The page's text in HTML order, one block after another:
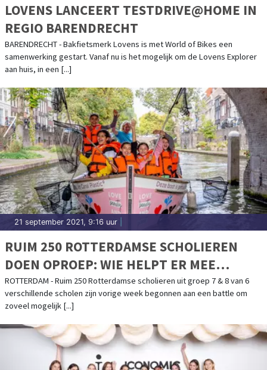
LOVENS LANCEERT TESTDRIVE@HOME IN
REGIO BARENDRECHT
BARENDRECHT - Bakfietsmerk Lovens is met World of Bikes een
samenwerking gestart. Vanaf nu is het mogelijk om de Lovens Explorer
aan huis, in een [...]
21 september 2021, 9:16 uur
RUIM 250 ROTTERDAMSE SCHOLIEREN
DOEN OPROEP: WIE HELPT ER MEE
ZWERFAFVAL OPRUIMEN?
ROTTERDAM - Ruim 250 Rotterdamse scholieren uit groep 7 & 8 van 6
verschillende scholen zijn vorige week begonnen aan een battle om
zoveel mogelijk [...]